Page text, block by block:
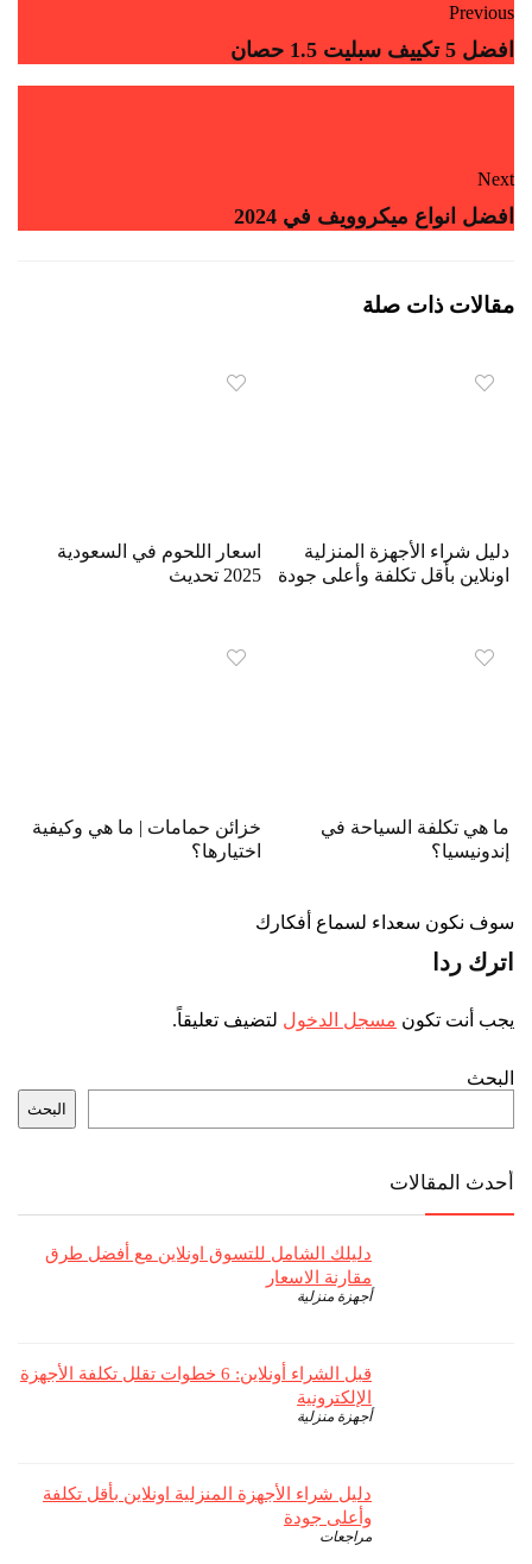
Previous
افضل 5 تكييف سبليت 1.5 حصان
Next
افضل انواع ميكروويف في 2024
مقالات ذات صلة
دليل شراء الأجهزة المنزلية
اونلاين بأقل تكلفة وأعلى جودة
اسعار اللحوم في السعودية
2025 تحديث
ما هي تكلفة السياحة في
إندونيسيا؟
خزائن حمامات | ما هي وكيفية
اختيارها؟
سوف نكون سعداء لسماع أفكارك
اترك ردا
يجب أنت تكون مسجل الدخول لتضيف تعليقاً.
البحث
البحث
أحدث المقالات
دليلك الشامل للتسوق اونلاين مع أفضل طرق
مقارنة الاسعار
أجهزة منزلية
قبل الشراء أونلاين: 6 خطوات تقلل تكلفة الأجهزة
الإلكترونية
أجهزة منزلية
دليل شراء الأجهزة المنزلية اونلاين بأقل تكلفة
وأعلى جودة
مراجعات